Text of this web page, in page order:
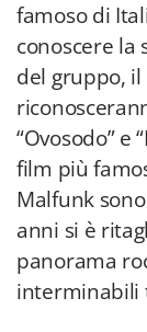
famoso di
conoscere
del gruppo,
“Ovosodo” e
film più
Malfunk
anni si è
panorama
interminabili